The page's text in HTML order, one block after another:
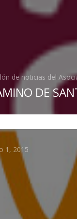
de noticias del
DE
1, 2015